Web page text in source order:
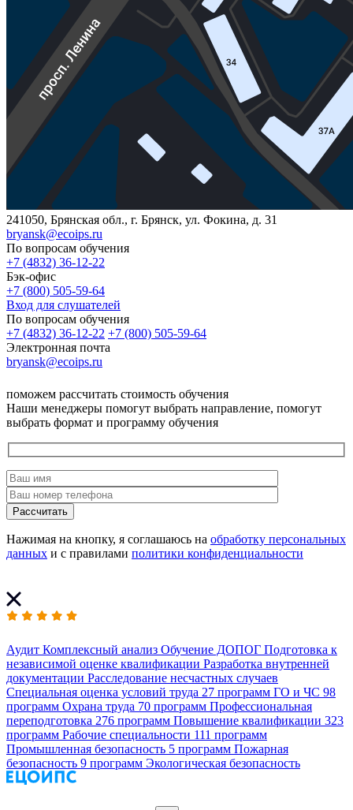
241050, Брянская обл., г. Брянск, ул. Фокина, д. 31
bryansk@ecoips.ru
По вопросам обучения
+7 (4832) 36-12-22
Бэк-офис
+7 (800) 505-59-64
Вход для слушателей
По вопросам обучения
+7 (4832) 36-12-22 +7 (800) 505-59-64
Электронная почта
bryansk@ecoips.ru
поможем рассчитать стоимость обучения
Наши менеджеры помогут выбрать направление, помогут
выбрать формат и программу обучения
Рассчитать
Нажимая на кнопку, я соглашаюсь на обработку персональных
данных и с правилами политики конфиденциальности
Аудит Комплексный анализ Обучение ДОПОГ Подготовка к
независимой оценке квалификации Разработка внутренней
документации Расследование несчастных случаев
Специальная оценка условий труда 27 программ ГО и ЧС 98
программ Охрана труда 70 программ Профессиональная
переподготовка 276 программ Повышение квалификации 323
программ Рабочие специальности 111 программ
Промышленная безопасность 5 программ Пожарная
безопасность 9 программ Экологическая безопасность